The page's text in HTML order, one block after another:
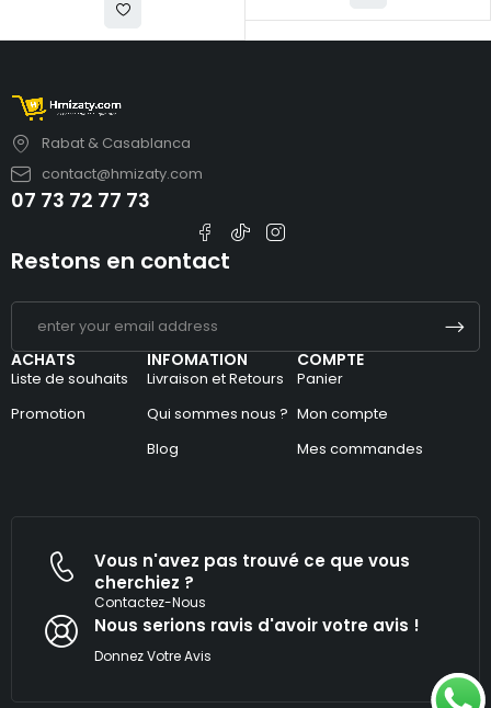
Rabat & Casablanca
contact@hmizaty.com
07 73 72 77 73
ACHATS
Liste de souhaits
Promotion
INFOMATION
Livraison et Retours
Qui sommes nous ?
Blog
COMPTE
Panier
Mon compte
Mes commandes
Restons en contact
Vous n'avez pas trouvé ce que vous
cherchiez ?
Contactez-Nous
Nous serions ravis d'avoir votre avis !​
Donnez Votre Avis